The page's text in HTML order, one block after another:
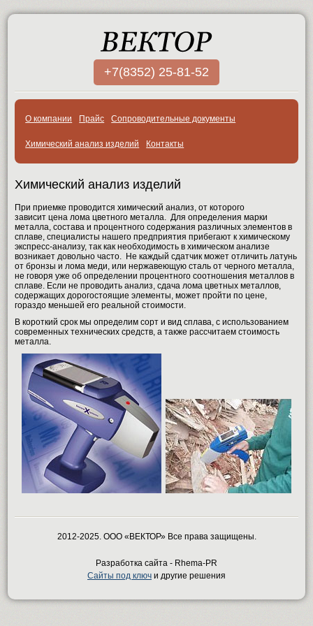
+7(8352) 25-81-52
О компании Прайс Сопроводительные документы
Химический анализ изделий Контакты
Химический анализ изделий
При приемке проводится химический анализ, от которого
зависит ценалома цветного металла. Для определения марки
металла, состава и процентного содержания различных элементов в
сплаве, специалисты нашего предприятия прибегают к химическому
экспресс-анализу, так как необходимость в химическом анализе
возникает довольно часто. Не каждый сдатчик может отличить латунь
от бронзы и лома меди, или нержавеющую сталь от черного металла,
не говоря уже об определении процентного соотношения металлов в
сплаве. Если не проводить анализ, сдача лома цветных металлов,
содержащих дорогостоящие элементы, может пройти по цене,
гораздо меньшей его реальной стоимости.
В короткий срок мы определим сорт и вид сплава, с использованием
современных технических средств, а также рассчитаем стоимость
металла.
2012-2025. ООО «ВЕКТОР» Все права защищены.
Разработка сайта - Rhema-PR
Сайты под ключ и другие решения